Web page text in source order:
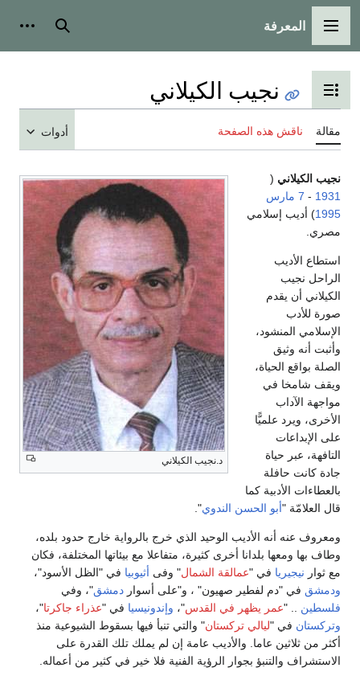
القائمة الرئيسية
المعرفة بحث
تبديل عرض جدول المحتويات
نجيب الكيلاني
مقالة ناقش هذه الصفحة أدوات
د.نجيب الكيلاني
نجيب الكيلاني (
1931
- 7 مارس
1995) أديب إسلامي
مصري.
استطاع الأديب
الراحل نجيب
الكيلاني أن يقدم
صورة للأدب
الإسلامي المنشود،
وأثبت أنه وثيق
الصلة بواقع الحياة،
ويقف شامخا في
مواجهة الآداب
الأخرى، ويرد علميًّا
على الإبداعات
التافهة، عبر حياة
جادة كانت حافلة
بالعطاءات الأدبية كما
قال العلامّة "أبو الحسن الندوي".
ومعروف عنه أنه الأديب الوحيد الذي خرج بالرواية خارج حدود بلده،
وطاف بها ومعها بلدانا أخرى كثيرة، متفاعلا مع بيئاتها المختلفة، فكان
مع ثوار نيجيريا في "عمالقة الشمال" وفى أثيوبيا في "الظل الأسود"،
ودمشق في "دم لفطير صهيون" ، و"على أسوار دمشق"، وفي
فلسطين .. "عمر يظهر في القدس"، وإندونيسيا في "عذراء جاكرتا"،
وتركستان في "ليالي تركستان" والتي تنبأ فيها بسقوط الشيوعية منذ
أكثر من ثلاثين عاما. والأديب عامة إن لم يملك تلك القدرة على
الاستشراف والتنبؤ بجوار الرؤية الفنية فلا خير في كثير من أعماله.